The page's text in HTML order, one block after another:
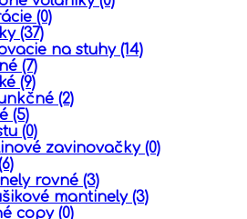
(0)
(37)
na stuhy (14)
(7)
(9)
(2)
(5)
(0)
zavinovačky (0)
rovné (3)
mantinely (3)
copy (0)